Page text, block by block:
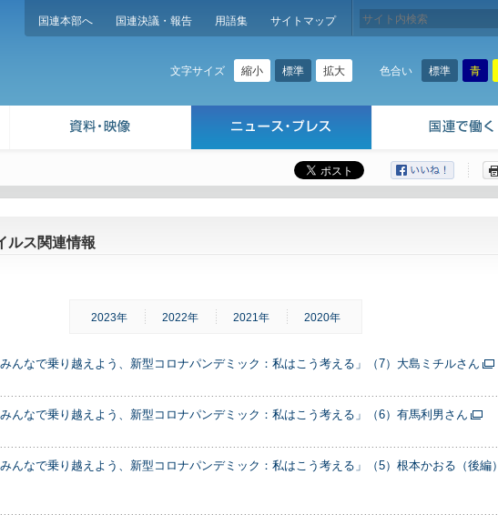
国連本部へ 国連決議・報告 用語集 サイトマップ
文字サイズ 縮小 標準 拡大 色合い 標準 青
ルス関連情報
2023年 2022年 2021年 2020年
んなで乗り越えよう、新型コロナパンデミック：私はこう考える」（7）大島ミチルさん
んなで乗り越えよう、新型コロナパンデミック：私はこう考える」（6）有馬利男さん
んなで乗り越えよう、新型コロナパンデミック：私はこう考える」（5）根本かおる（後編）